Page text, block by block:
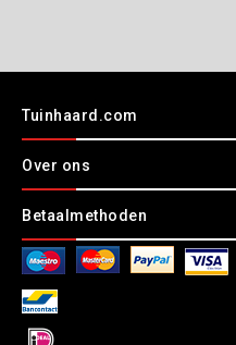
Tuinhaard.com
Over ons
Betaalmethoden